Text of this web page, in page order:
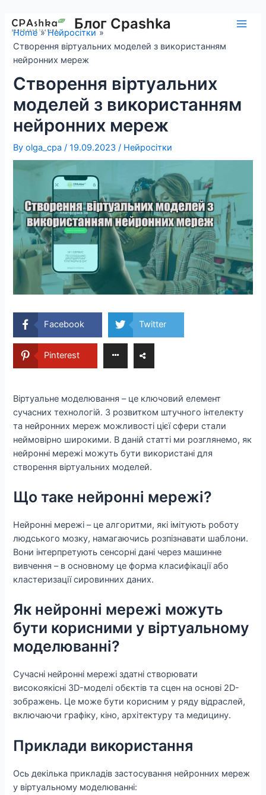
content
Блог Cpashka
Home
Нейросітки
Створення віртуальних моделей з використанням
нейронних мереж
Створення віртуальних
моделей з використанням
нейронних мереж
Byolga_cpa/19.09.2023/ Нейросітки
Facebook Twitter
Pinterest
Віртуальне моделювання – це ключовий елемент
сучасних технологій. З розвитком штучного інтелекту
та нейронних мереж можливості цієї сфери стали
неймовірно широкими. В даній статті ми розглянемо, як
нейронні мережі можуть бути використані для
створення віртуальних моделей.
Що таке нейронні мережі?
Нейронні мережі – це алгоритми, які імітують роботу
людського мозку, намагаючись розпізнавати шаблони.
Вони інтерпретують сенсорні дані через машинне
вивчення – в основному це форма класифікації або
кластеризації сировинних даних.
Як нейронні мережі можуть
бути корисними у віртуальному
моделюванні?
Сучасні нейронні мережі здатні створювати
високоякісні 3D-моделі обєктів та сцен на основі 2D-
зображень. Це може бути корисним у ряду відраслей,
включаючи графіку, кіно, архітектуру та медицину.
Приклади використання
Ось декілька прикладів застосування нейронних мереж
у віртуальному моделюванні: